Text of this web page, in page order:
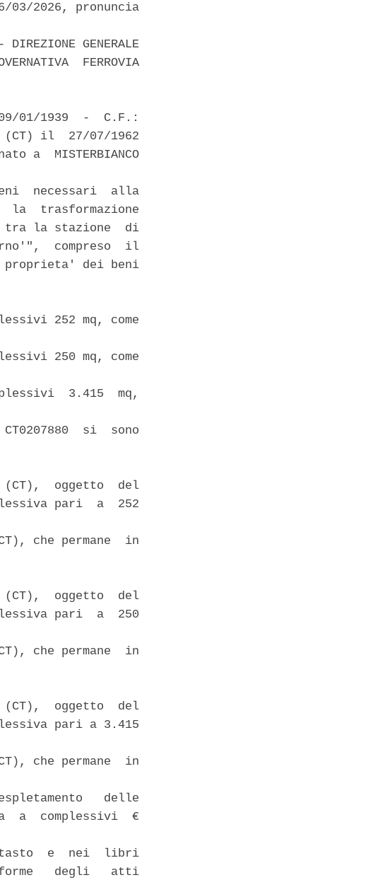
2026, pronuncia
DIREZIONE GENERALE
FERROVIA
01/1939  -  C.F.:
(CT) il  27/07/1962
a  MISTERBIANCO
necessari  alla
la  trasformazione
tra la stazione  di
compreso  il
proprieta' dei beni
252 mq, come
250 mq, come
3.415  mq,
si  sono
oggetto  del
pari  a  252
che permane  in
oggetto  del
pari  a  250
che permane  in
oggetto  del
pari a 3.415
che permane  in
delle
a  complessivi  €
e  nei  libri
degli   atti